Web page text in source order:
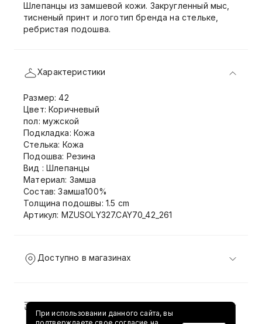
Шлепанцы из замшевой кожи. Закругленный мыс,
тисненый принт и логотип бренда на стельке,
ребристая подошва.
Характеристики
Размер: 42
Цвет: Коричневый
пол: мужской
Подкладка: Кожа
Стелька: Кожа
Подошва: Резина
Вид : Шлепанцы
Материал: Замша
Состав: Замша100%
Толщина подошвы: 1.5 cm
Артикул: MZUSOLY327.CAY70_42_261
Доступно в магазинах
Доставка и возврат
При использовании данного сайта, вы